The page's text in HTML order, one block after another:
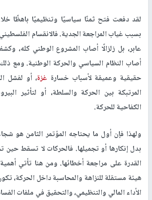
لقد دفعت فتح ثمنًا سياسيًا وتنظيميًا باهظًا
بسبب غياب المراجعة الجدية. فالانقسام
عابر، بل زلزالًا أصاب المشروع الوطني كله،
أصاب النظام السياسي والحركة الوطنية. ومع
حقيقية وعميقة لأسباب خسارة غزة، أو لفشل
المرتبكة بين الحركة والسلطة، أو لتأثير
الكفاحية للحركة.
ولهذا فإن أول ما يحتاجه المؤتمر الثامن هو
بدل إنكارها أو تجميلها. فالحركات لا تسقط
القدرة على مراجعة أخطائها. ومن هنا تأتي
هيئة مستقلة للنزاهة والمحاسبة داخل الحركة،
الأداء المالي والتنظيمي، والتحقيق في ملفات